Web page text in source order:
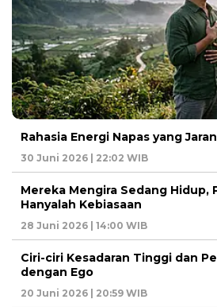
Rahasia Energi Napas yang
30 Juni 2026 | 22:02 WIB
Mereka Mengira Sedang Hidup,
Hanyalah Kebiasaan
28 Juni 2026 | 14:00 WIB
Ciri-ciri Kesadaran Tinggi dan
dengan Ego
20 Juni 2026 | 20:59 WIB